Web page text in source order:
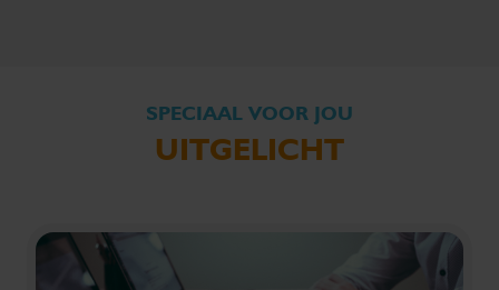
SPECIAAL VOOR JOU
UITGELICHT